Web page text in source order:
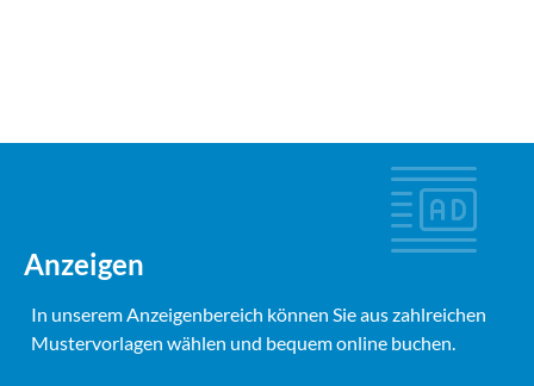
Anzeigen
In unserem Anzeigenbereich können Sie aus zahlreichen
Mustervorlagen wählen und bequem online buchen.